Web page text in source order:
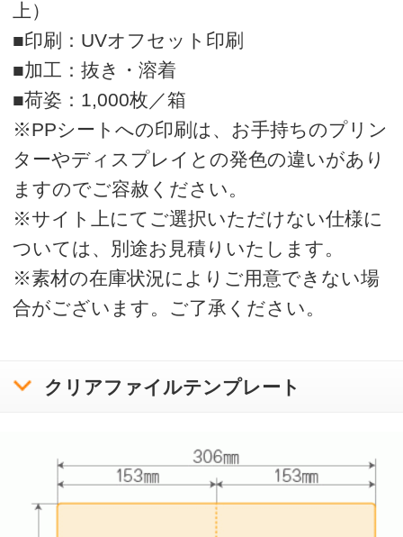
オリジナルクリアファイルの印刷・通販はボラネット
A5クリアファイル一覧 > A5クリアファイル エコ
運営会社
会社概要
ご注文の流れ
クリアファイルテンプレートリスト
入稿方法について
お問い合わせ
サンプル請求
プライバシーポリシー
copyright bora-net all rights reserved.